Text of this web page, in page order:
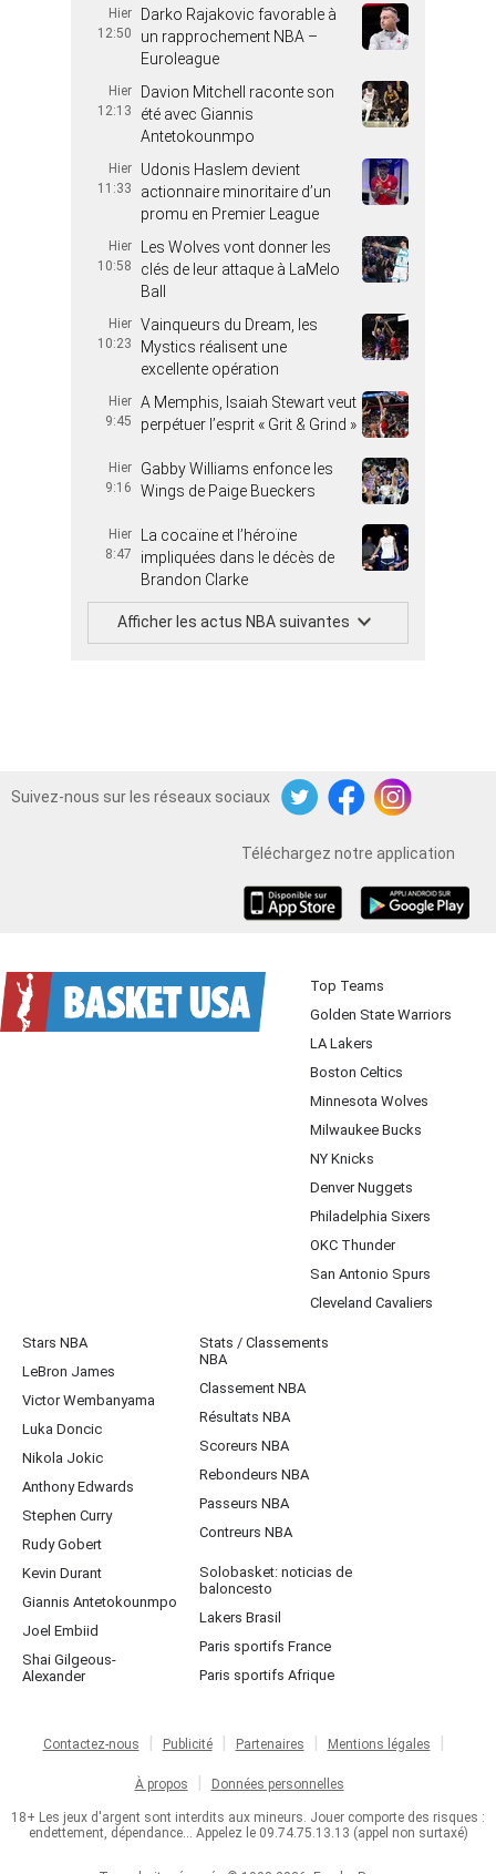
Hier
12:50
Darko Rajakovic favorable à
un rapprochement NBA –
Euroleague
Hier
12:13
Davion Mitchell raconte son
été avec Giannis
Antetokounmpo
Hier
11:33
Udonis Haslem devient
actionnaire minoritaire d’un
promu en Premier League
Hier
10:58
Les Wolves vont donner les
clés de leur attaque à LaMelo
Ball
Hier
10:23
Vainqueurs du Dream, les
Mystics réalisent une
excellente opération
Hier
9:45
A Memphis, Isaiah Stewart veut
perpétuer l’esprit « Grit & Grind »
Hier
9:16
Gabby Williams enfonce les
Wings de Paige Bueckers
Hier
8:47
La cocaïne et l’héroïne
impliquées dans le décès de
Brandon Clarke
Afficher les actus NBA suivantes
Suivez-nous sur les réseaux sociaux
TwitterFacebookInstagram
Téléchargez notre application
Top Teams
Golden State Warriors
LA Lakers
Boston Celtics
Minnesota Wolves
Milwaukee Bucks
NY Knicks
Denver Nuggets
Philadelphia Sixers
OKC Thunder
San Antonio Spurs
Cleveland Cavaliers
Stars NBA
LeBron James
Victor Wembanyama
Luka Doncic
Nikola Jokic
Anthony Edwards
Stephen Curry
Rudy Gobert
Kevin Durant
Giannis Antetokounmpo
Joel Embiid
Shai Gilgeous-
Alexander
Stats / Classements
NBA
Classement NBA
Résultats NBA
Scoreurs NBA
Rebondeurs NBA
Passeurs NBA
Contreurs NBA
Solobasket: noticias de
baloncesto
Lakers Brasil
Paris sportifs France
Paris sportifs Afrique
Contactez-nous Publicité Partenaires Mentions légales
À propos Données personnelles
18+ Les jeux d'argent sont interdits aux mineurs. Jouer comporte des risques :
endettement, dépendance... Appelez le 09.74.75.13.13 (appel non surtaxé)